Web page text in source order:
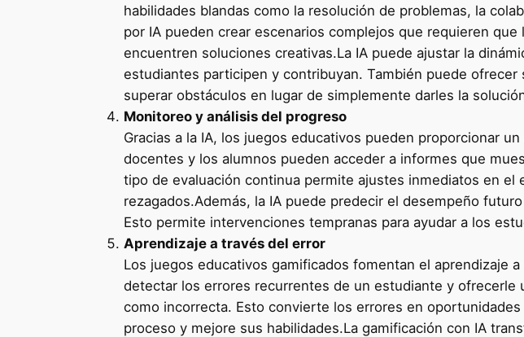
habilidades blandas como la resolución de problemas, la
por IA pueden crear escenarios complejos que requieren
encuentren soluciones creativas.La IA puede ajustar la
estudiantes participen y contribuyan. También puede
superar obstáculos en lugar de simplemente darles la
Monitoreo y análisis del progreso
Gracias a la IA, los juegos educativos pueden proporcionar
docentes y los alumnos pueden acceder a informes que
tipo de evaluación continua permite ajustes inmediatos en
rezagados.Además, la IA puede predecir el desempeño
Esto permite intervenciones tempranas para ayudar a los
Aprendizaje a través del error
Los juegos educativos gamificados fomentan el aprendizaje
detectar los errores recurrentes de un estudiante y
como incorrecta. Esto convierte los errores en
proceso y mejore sus habilidades.La gamificación con IA